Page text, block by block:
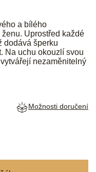
a bílého
Uprostřed každé
dodává šperku
Na uchu okouzlí svou
nezaměnitelný
Možnosti doručení